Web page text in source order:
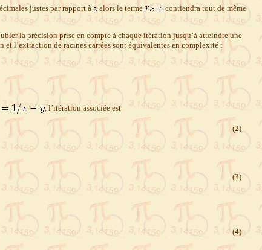
justes par rapport à alors le terme
contiendra tout de même
la précision prise en compte à chaque itération jusqu’à atteindre une
l’extraction de racines carrées sont équivalentes en complexité :
, l’itération associée est
(2)
(3)
(4)